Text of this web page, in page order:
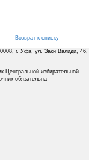
Возврат к списку
г. Уфа, ул. Заки Валиди, 46,
Центральной избирательной
обязательна